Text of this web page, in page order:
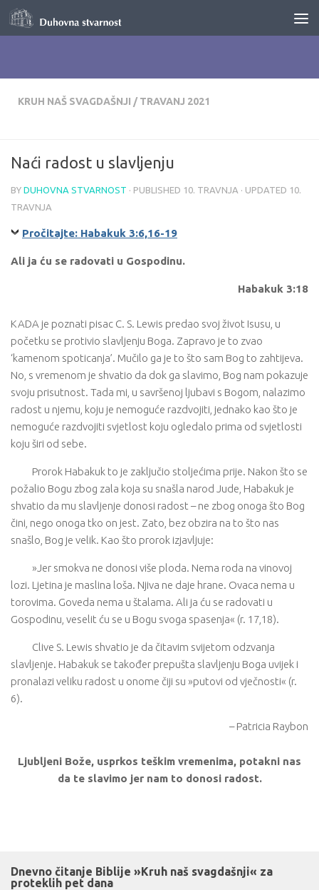
Skip to content
KRUH NAŠ SVAGDAŠNJI / TRAVANJ 2021
Naći radost u slavljenju
BY DUHOVNA STVARNOST · PUBLISHED 10. TRAVNJA · UPDATED 10.
TRAVNJA
Pročitajte: Habakuk 3:6,16-19
Ali ja ću se radovati u Gospodinu.
Habakuk 3:18
KADA je poznati pisac C. S. Lewis predao svoj život Isusu, u
početku se protivio slavljenju Boga. Zapravo je to zvao
‘kamenom spoticanja’. Mučilo ga je to što sam Bog to zahtijeva.
No, s vremenom je shvatio da dok ga slavimo, Bog nam pokazuje
svoju prisutnost. Tada mi, u savršenoj ljubavi s Bogom, nalazimo
radost u njemu, koju je nemoguće razdvojiti, jednako kao što je
nemoguće razdvojiti svjetlost koju ogledalo prima od svjetlosti
koju širi od sebe.
Prorok Habakuk to je zaključio stoljećima prije. Nakon što se
požalio Bogu zbog zala koja su snašla narod Jude, Habakuk je
shvatio da mu slavljenje donosi radost – ne zbog onoga što Bog
čini, nego onoga tko on jest. Zato, bez obzira na to što nas
snašlo, Bog je velik. Kao što prorok izjavljuje:
»Jer smokva ne donosi više ploda. Nema roda na vinovoj
lozi. Ljetina je maslina loša. Njiva ne daje hrane. Ovaca nema u
torovima. Goveda nema u štalama. Ali ja ću se radovati u
Gospodinu, veselit ću se u Bogu svoga spasenja« (r. 17,18).
Clive S. Lewis shvatio je da čitavim svijetom odzvanja
slavljenje. Habakuk se također prepušta slavljenju Boga uvijek i
pronalazi veliku radost u onome čiji su »putovi od vječnosti« (r.
6).
– Patricia Raybon
Ljubljeni Bože, usprkos teškim vremenima, potakni nas
da te slavimo jer nam to donosi radost.
Dnevno čitanje Biblije »Kruh naš svagdašnji« za
proteklih pet dana